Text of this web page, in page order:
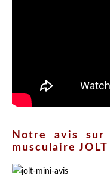
Notre avis sur
musculaire